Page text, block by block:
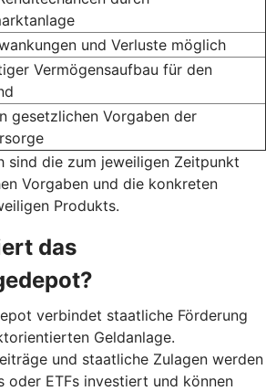
und Verluste möglich
Vermögensaufbau für den
gesetzlichen Vorgaben der
sind die zum jeweiligen Zeitpunkt
Vorgaben und die konkreten
Produkts.
das
verbindet staatliche Förderung
Geldanlage.
und staatliche Zulagen werden
oder ETFs investiert und können